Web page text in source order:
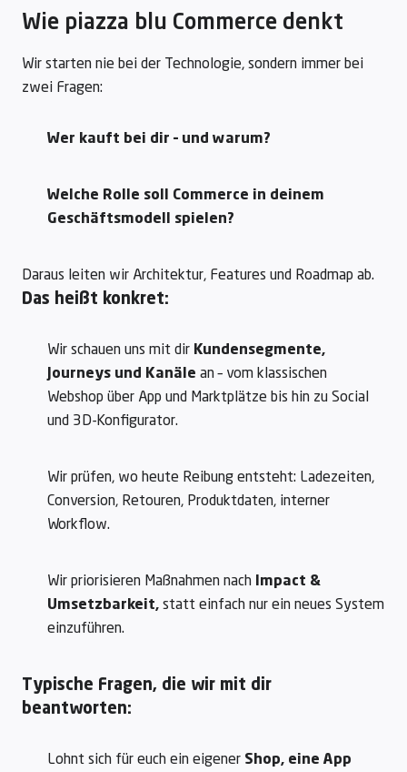
Wie piazza blu Commerce denkt
Wir starten nie bei der Technologie, sondern immer bei
zwei Fragen:
Wer kauft bei dir – und warum?
Welche Rolle soll Commerce in deinem
Geschäftsmodell spielen?
Daraus leiten wir Architektur, Features und Roadmap ab.
Das heißt konkret:
Wir schauen uns mit dir Kundensegmente,
Journeys und Kanäle an – vom klassischen
Webshop über App und Marktplätze bis hin zu Social
und 3D-Konfigurator.
Wir prüfen, wo heute Reibung entsteht: Ladezeiten,
Conversion, Retouren, Produktdaten, interner
Workflow.
Wir priorisieren Maßnahmen nach Impact &
Umsetzbarkeit, statt einfach nur ein neues System
einzuführen.
Typische Fragen, die wir mit dir
beantworten:
Lohnt sich für euch ein eigener Shop, eine App